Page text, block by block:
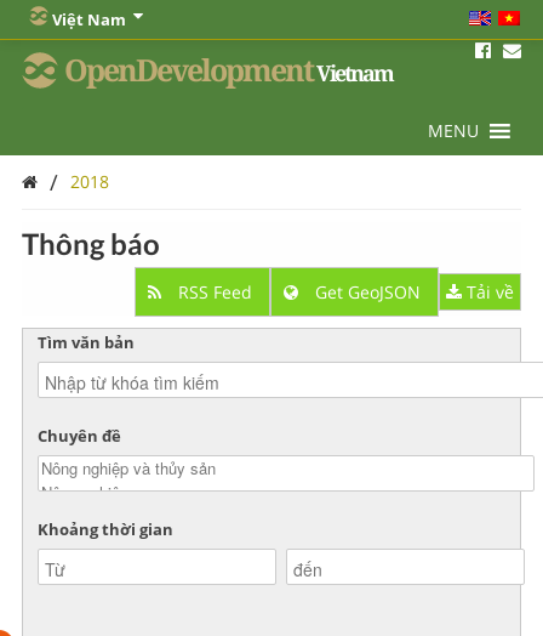
Việt Nam
OpenDevelopmentVietnam
MENU
/ 2018
Thông báo
RSS Feed Get GeoJSON Tải về
Tìm văn bản
Chuyên đề
Khoảng thời gian